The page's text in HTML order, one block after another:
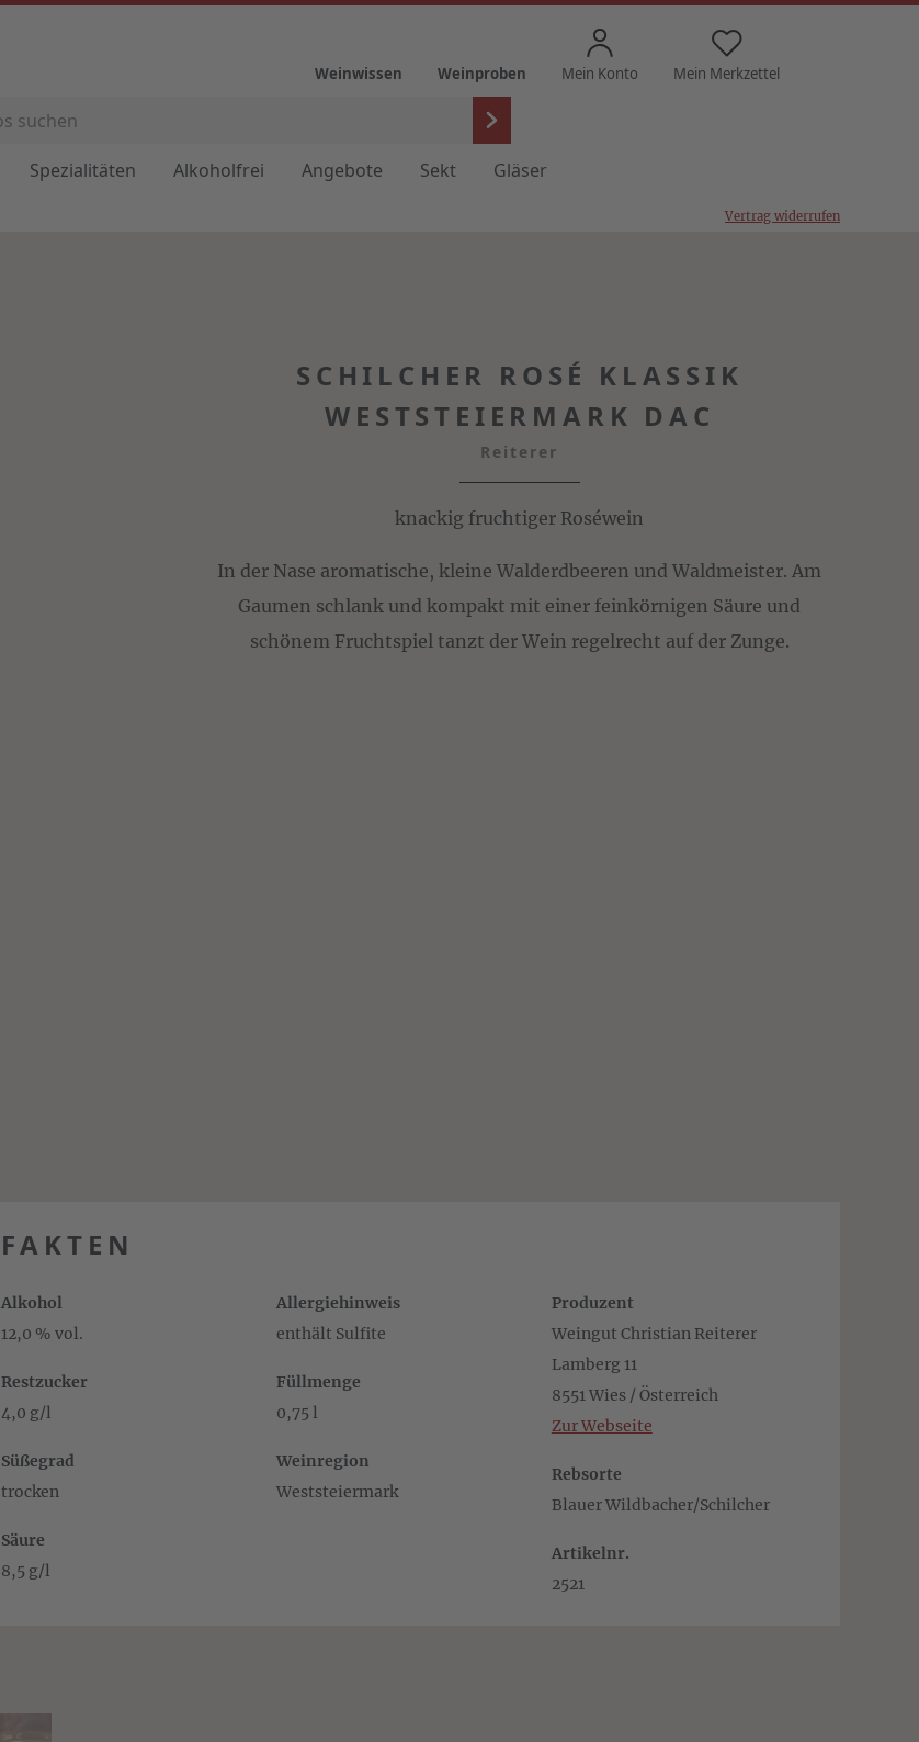
Weinwissen Weinproben Mein Konto Mein Merkzettel
Spezialitäten Alkoholfrei Angebote Sekt Gläser
Vertrag widerrufen
SCHILCHER ROSÉ KLASSIK
WESTSTEIERMARK DAC
Reiterer
knackig fruchtiger Roséwein
In der Nase aromatische, kleine Walderdbeeren und Waldmeister. Am
Gaumen schlank und kompakt mit einer feinkörnigen Säure und
schönem Fruchtspiel tanzt der Wein regelrecht auf der Zunge.
FAKTEN
Alkohol
12,0 % vol.
Restzucker
4,0 g/l
Süßegrad
trocken
Säure
8,5 g/l
Allergiehinweis
enthält Sulfite
Füllmenge
0,75 l
Weinregion
Weststeiermark
Produzent
Weingut Christian Reiterer
Lamberg 11
8551 Wies / Österreich
Zur Webseite
Rebsorte
Blauer Wildbacher/Schilcher
Artikelnr.
2521